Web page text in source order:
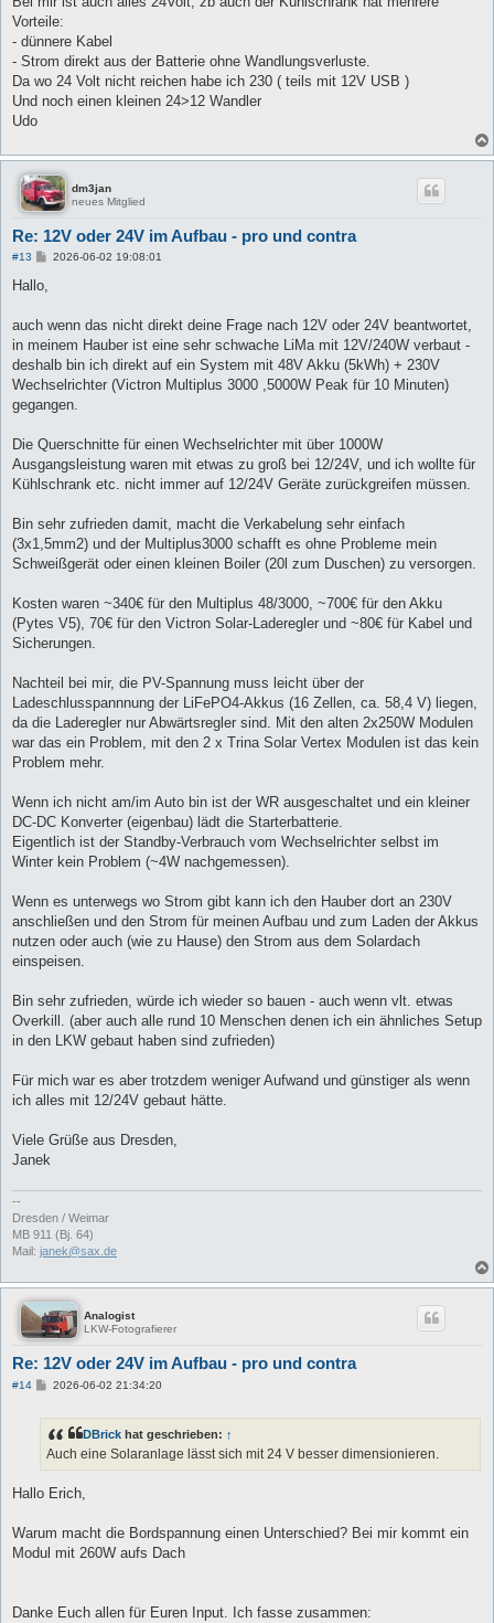
r
a
Vorteile:
- dünnere Kabel
- Strom direkt aus der Batterie ohne Wandlungsverluste.
Da wo 24 Volt nicht reichen habe ich 230 ( teils mit 12V USB )
Und noch einen kleinen 24>12 Wandler
Udo
dm3jan
neues Mitglied
Re: 12V oder 24V im Aufbau - pro und contra
#13
B
a
2026-06-02 19:08:01
Hallo,
auch wenn das nicht direkt deine Frage nach 12V oder 24V beantwortet,
in meinem Hauber ist eine sehr schwache LiMa mit 12V/240W verbaut -
deshalb bin ich direkt auf ein System mit 48V Akku (5kWh) + 230V
Wechselrichter (Victron Multiplus 3000 ,5000W Peak für 10 Minuten)
gegangen.
Die Querschnitte für einen Wechselrichter mit über 1000W
Ausgangsleistung waren mit etwas zu groß bei 12/24V, und ich wollte für
Kühlschrank etc. nicht immer auf 12/24V Geräte zurückgreifen müssen.
Bin sehr zufrieden damit, macht die Verkabelung sehr einfach
(3x1,5mm2) und der Multiplus3000 schafft es ohne Probleme mein
Schweißgerät oder einen kleinen Boiler (20l zum Duschen) zu versorgen.
Kosten waren ~340€ für den Multiplus 48/3000, ~700€ für den Akku
(Pytes V5), 70€ für den Victron Solar-Laderegler und ~80€ für Kabel und
Sicherungen.
Nachteil bei mir, die PV-Spannung muss leicht über der
Ladeschlusspannnung der LiFePO4-Akkus (16 Zellen, ca. 58,4 V) liegen,
da die Laderegler nur Abwärtsregler sind. Mit den alten 2x250W Modulen
war das ein Problem, mit den 2 x Trina Solar Vertex Modulen ist das kein
Problem mehr.
Wenn ich nicht am/im Auto bin ist der WR ausgeschaltet und ein kleiner
DC-DC Konverter (eigenbau) lädt die Starterbatterie.
Eigentlich ist der Standby-Verbrauch vom Wechselrichter selbst im
Winter kein Problem (~4W nachgemessen).
Wenn es unterwegs wo Strom gibt kann ich den Hauber dort an 230V
anschließen und den Strom für meinen Aufbau und zum Laden der Akkus
nutzen oder auch (wie zu Hause) den Strom aus dem Solardach
einspeisen.
Bin sehr zufrieden, würde ich wieder so bauen - auch wenn vlt. etwas
Overkill. (aber auch alle rund 10 Menschen denen ich ein ähnliches Setup
in den LKW gebaut haben sind zufrieden)
Für mich war es aber trotzdem weniger Aufwand und günstiger als wenn
ich alles mit 12/24V gebaut hätte.
Viele Grüße aus Dresden,
Janek
--
Dresden / Weimar
MB 911 (Bj. 64)
Mail: janek@sax.de
Analogist
LKW-Fotografierer
Re: 12V oder 24V im Aufbau - pro und contra
#14
B
r
a
2026-06-02 21:34:20
DBrick hat geschrieben: ↑
Auch eine Solaranlage lässt sich mit 24 V besser dimensionieren.
Hallo Erich,
Warum macht die Bordspannung einen Unterschied? Bei mir kommt ein
Modul mit 260W aufs Dach
Danke Euch allen für Euren Input. Ich fasse zusammen: